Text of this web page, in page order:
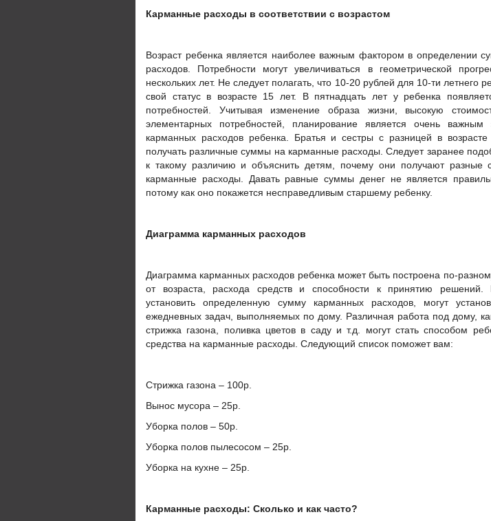
Карманные расходы в соответствии с возрастом
Возраст ребенка является наиболее важным фактором в определении
расходов. Потребности могут увеличиваться в геометрической
нескольких лет. Не следует полагать, что 10-20 рублей для 10-ти летнего
свой статус в возрасте 15 лет. В пятнадцать лет у ребенка
потребностей. Учитывая изменение образа жизни, высокую
элементарных потребностей, планирование является очень
карманных расходов ребенка. Братья и сестры с разницей в
получать различные суммы на карманные расходы. Следует заранее
к такому различию и объяснить детям, почему они получают разные
карманные расходы. Давать равные суммы денег не является
потому как оно покажется несправедливым старшему ребенку.
Диаграмма карманных расходов
Диаграмма карманных расходов ребенка может быть построена по-
от возраста, расхода средств и способности к принятию решений.
установить определенную сумму карманных расходов, могут
ежедневных задач, выполняемых по дому. Различная работа под дому,
стрижка газона, поливка цветов в саду и т.д. могут стать способом
средства на карманные расходы. Следующий список поможет вам:
Стрижка газона – 100р.
Вынос мусора – 25р.
Уборка полов – 50р.
Уборка полов пылесосом – 25р.
Уборка на кухне – 25р.
Карманные расходы: Сколько и как часто?